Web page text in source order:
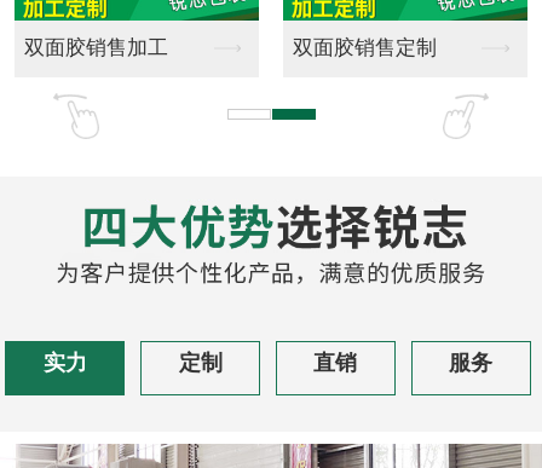
珍珠棉材料销售
实力 定制 直销 服务